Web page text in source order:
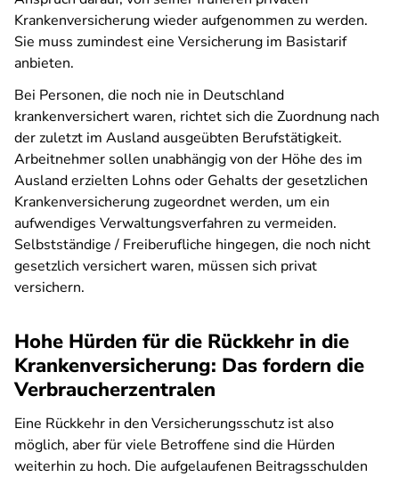
Krankenversicherung wieder aufgenommen zu werden.
Sie muss zumindest eine Versicherung im Basistarif
anbieten.
Bei Personen, die noch nie in Deutschland
krankenversichert waren, richtet sich die Zuordnung nach
der zuletzt im Ausland ausgeübten Berufstätigkeit.
Arbeitnehmer sollen unabhängig von der Höhe des im
Ausland erzielten Lohns oder Gehalts der gesetzlichen
Krankenversicherung zugeordnet werden, um ein
aufwendiges Verwaltungsverfahren zu vermeiden.
Selbstständige / Freiberufliche hingegen, die noch nicht
gesetzlich versichert waren, müssen sich privat
versichern.
Hohe Hürden für die Rückkehr in die
Krankenversicherung: Das fordern die
Verbraucherzentralen
Eine Rückkehr in den Versicherungsschutz ist also
möglich, aber für viele Betroffene sind die Hürden
weiterhin zu hoch. Die aufgelaufenen Beitragsschulden